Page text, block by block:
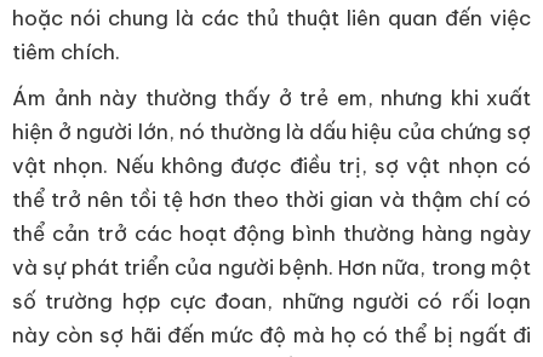
hoặc nói chung là các thủ thuật liên quan đến việc
tiêm chích.
Ám ảnh này thường thấy ở trẻ em, nhưng khi xuất
hiện ở người lớn, nó thường là dấu hiệu của chứng sợ
vật nhọn. Nếu không được điều trị, sợ vật nhọn có
thể trở nên tồi tệ hơn theo thời gian và thậm chí có
thể cản trở các hoạt động bình thường hàng ngày
và sự phát triển của người bệnh. Hơn nữa, trong một
số trường hợp cực đoan, những người có rối loạn
này còn sợ hãi đến mức độ mà họ có thể bị ngất đi